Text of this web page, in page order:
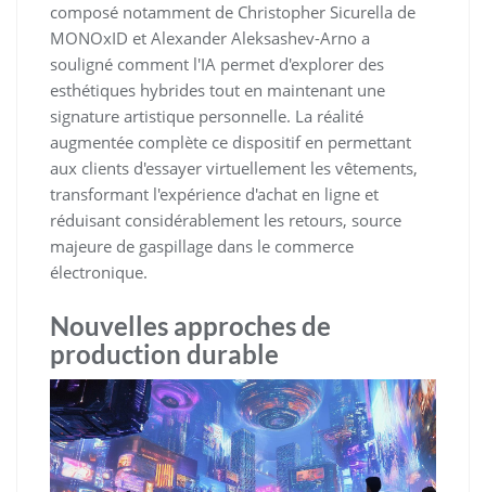
composé notamment de Christopher Sicurella de
MONOxID et Alexander Aleksashev-Arno a
souligné comment l'IA permet d'explorer des
esthétiques hybrides tout en maintenant une
signature artistique personnelle. La réalité
augmentée complète ce dispositif en permettant
aux clients d'essayer virtuellement les vêtements,
transformant l'expérience d'achat en ligne et
réduisant considérablement les retours, source
majeure de gaspillage dans le commerce
électronique.
Nouvelles approches de
production durable